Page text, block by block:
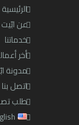
الرئيسية
عن ابّيت
خدماتنا
أخر
مدونة
اتصل بنا
طلب